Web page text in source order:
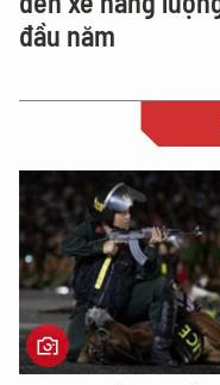
đầu năm